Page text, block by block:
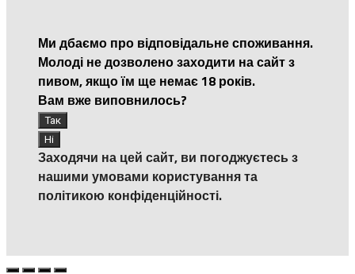
Ми дбаємо про відповідальне споживання.
Молоді не дозволено заходити на сайт з
пивом, якщо їм ще немає 18 років.
Вам вже виповнилось?
Заходячи на цей сайт, ви погоджуєтесь з
нашими умовами користування та
політикою конфіденційності.